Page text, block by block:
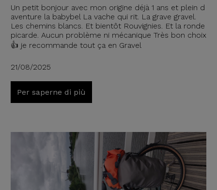
Un petit bonjour avec mon origine déjà 1 ans et plein d
aventure la babybel La vache qui rit. La grave gravel.
Les chemins blancs. Et bientôt Rouvignies. Et la ronde
picarde. Aucun problème ni mécanique Très bon choix
👍 je recommande tout ça en Gravel
21/08/2025
Per saperne di più